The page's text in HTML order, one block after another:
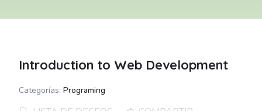
Introduction to Web Development
Categorías: Programing